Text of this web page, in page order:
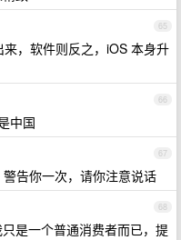
65
，软件则反之，iOS 本身升
66
中国
67
告你一次，请你注意说话
68
是一个普通消费者而已，提